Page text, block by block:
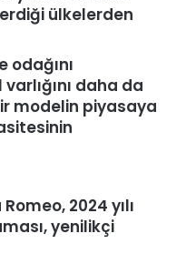
ülkelerden
odağını
daha da
modelin piyasaya
2024 yılı
yenilikçi